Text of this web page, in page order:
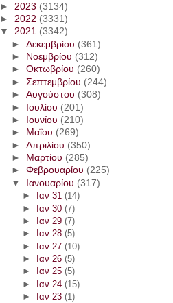
► 2023 (3134)
► 2022 (3331)
▼2021 (3342)
► Δεκεμβρίου (361)
►
Νοεμβρίου (312)
► Οκτωβρίου (260)
► Σεπτεμβρίου (244)
► Αυγούστου (308)
► Ιουλίου (201)
►
Ιουνίου (210)
►
Μαΐου (269)
► Απριλίου (350)
►
Μαρτίου (285)
► Φεβρουαρίου (225)
▼
Ιανουαρίου (317)
►
Ιαν 31 (14)
► Ιαν 30 (7)
►
Ιαν 29 (7)
►
Ιαν 28 (5)
► Ιαν 27 (10)
►
Ιαν 26 (5)
►
Ιαν 25 (5)
► Ιαν 24 (15)
►
Ιαν 23 (1)